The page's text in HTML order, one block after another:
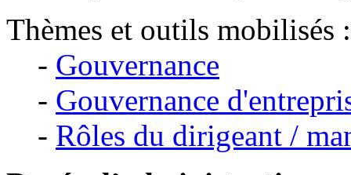
Thèmes et outils mobilisés :
- Gouvernance
- Gouvernance
- Rôles du dirigeant /